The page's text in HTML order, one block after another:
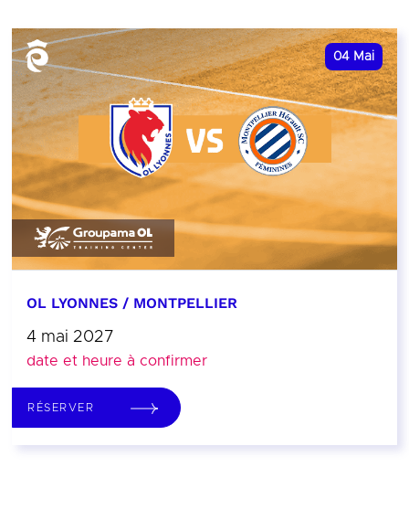
04 Mai
OL LYONNES / MONTPELLIER
4 mai 2027
date et heure à confirmer
RÉSERVER